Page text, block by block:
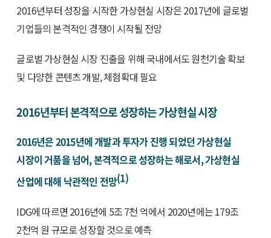
2016년부터 성장을 시작한 가상현실 시장은 2017년에 글로벌
기업들의 본격적인 경쟁이 시작될 전망
글로벌 가상현실 시장 진출을 위해 국내에서도 원천기술 확보
및 다양한 콘텐츠 개발, 체험확대 필요
2016년부터 본격적으로 성장하는 가상현실 시장
2016년은 2015년에 개발과 투자가 진행 되었던 가상현실
시장이 거품을 넘어, 본격적으로 성장하는 해로서, 가상현실
산업에 대해 낙관적인 전망(1)
IDG에 따르면 2016년에 5조 7천 억에서 2020년에는 179조
2천억 원 규모로 성장할 것으로 예측